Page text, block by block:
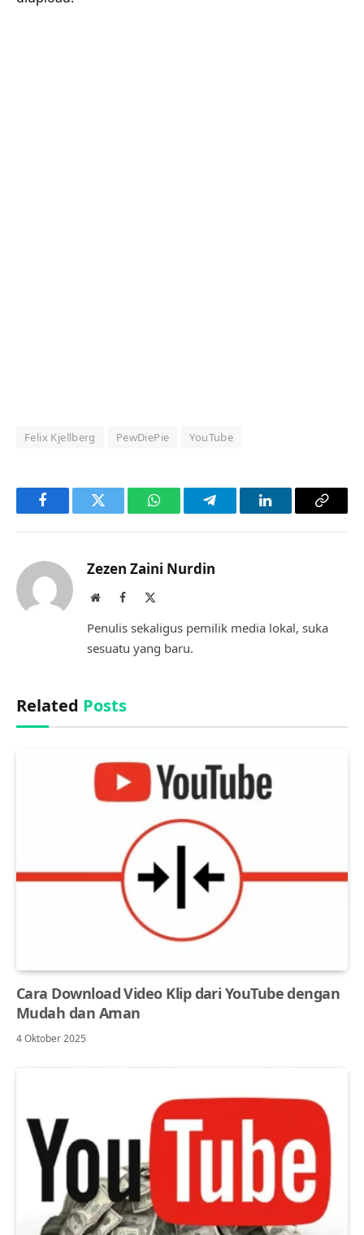
Felix Kjellberg PewDiePie YouTube
FacebookTwitter WhatsAppTelegramLinkedInCopy
Zezen Zaini Nurdin
WebsiteFacebook
Penulis sekaligus pemilik media lokal, suka
sesuatu yang baru.
Related Posts
Cara Download Video Klip dari YouTube dengan
Mudah dan Aman
4 Oktober 2025